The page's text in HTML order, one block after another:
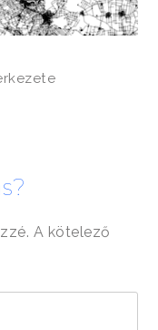
A kötelező